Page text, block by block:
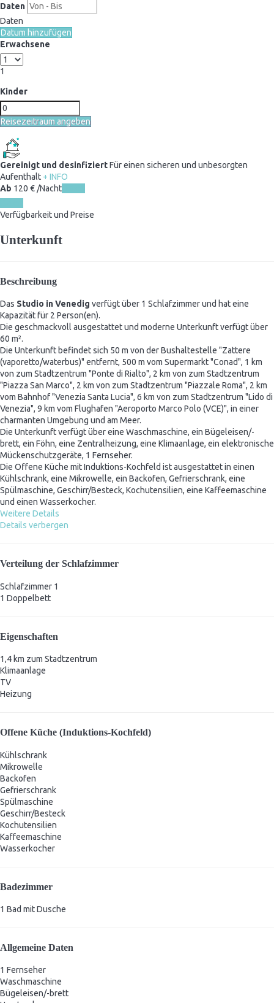
Daten
Daten
Datum hinzufügen
Erwachsene
1
Kinder
Reisezeitraum angeben
Gereinigt und desinfiziertFür einen sicheren und unbesorgten
Aufenthalt + INFO
Ab 120 € /Nacht
Verfügbarkeit und Preise
Unterkunft
Beschreibung
Das Studio in Venedig verfügt über 1 Schlafzimmer und hat eine
Kapazität für 2 Person(en).
Die geschmackvoll ausgestattet und moderne Unterkunft verfügt über
60 m².
Die Unterkunft befindet sich 50 m von der Bushaltestelle "Zattere
(vaporetto/waterbus)" entfernt, 500 m vom Supermarkt "Conad", 1 km
von zum Stadtzentrum "Ponte di Rialto", 2 km von zum Stadtzentrum
"Piazza San Marco", 2 km von zum Stadtzentrum "Piazzale Roma", 2 km
vom Bahnhof "Venezia Santa Lucia", 6 km von zum Stadtzentrum "Lido di
Venezia", 9 km vom Flughafen "Aeroporto Marco Polo (VCE)", in einer
charmanten Umgebung und am Meer.
Die Unterkunft verfügt über eine Waschmaschine, ein Bügeleisen/-
brett, ein Föhn, eine Zentralheizung, eine Klimaanlage, ein elektronische
Mückenschutzgeräte, 1 Fernseher.
Die Offene Küche mit Induktions-Kochfeld ist ausgestattet in einen
Kühlschrank, eine Mikrowelle, ein Backofen, Gefrierschrank, eine
Spülmaschine, Geschirr/Besteck, Kochutensilien, eine Kaffeemaschine
und einen Wasserkocher.
Weitere Details
Details verbergen
Verteilung der Schlafzimmer
Schlafzimmer 1
1 Doppelbett
Eigenschaften
1,4 km zum Stadtzentrum
Klimaanlage
TV
Heizung
Offene Küche (Induktions-Kochfeld)
Kühlschrank
Mikrowelle
Backofen
Gefrierschrank
Spülmaschine
Geschirr/Besteck
Kochutensilien
Kaffeemaschine
Wasserkocher
Badezimmer
1 Bad mit Dusche
Allgemeine Daten
1 Fernseher
Waschmaschine
Bügeleisen/-brett